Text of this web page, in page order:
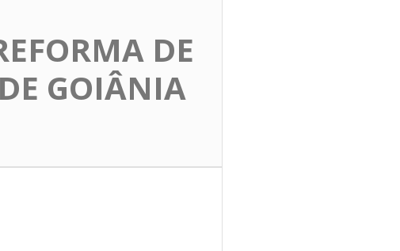
DE
GOIÂNIA